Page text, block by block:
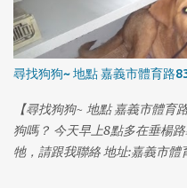
1
尋找狗狗~ 地點 嘉義市體育路
【尋找狗狗~ 地點 嘉義市體育
狗嗎？ 今天早上8點多在垂楊
牠，請跟我聯絡 地址:嘉義市體